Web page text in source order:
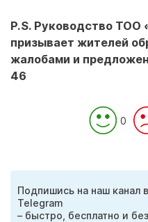
P.S. Руководство ТОО
призывает жителей
жалобами и
46
0
Подпишись на наш канал в
Telegram
– быстро, бесплатно и без